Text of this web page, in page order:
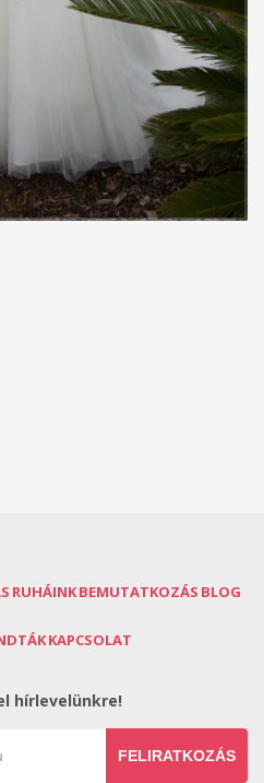
RUHÁINKBEMUTATKOZÁS BLOG
KAPCSOLAT
hírlevelünkre!
FELIRATKOZÁS